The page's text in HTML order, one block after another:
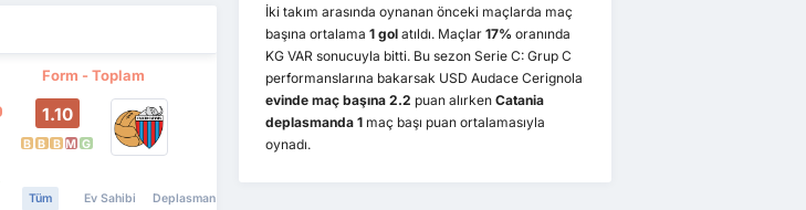
Form - Toplam
1.10
B B B M G
Tüm Ev Sahibi Deplasman
İki takım arasında oynanan önceki maçlarda maç
başına ortalama 1 golatıldı. Maçlar 17% oranında
KG VAR sonucuyla bitti. Bu sezon Serie C: Grup C
performanslarına bakarsak USD Audace Cerignola
evinde maç başına 2.2 puan alırken Catania
deplasmanda 1 maç başı puan ortalamasıyla
oynadı.